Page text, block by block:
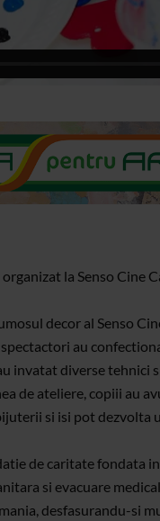
la Senso Cine
decor al Senso
au
invatat diverse tehnici
de ateliere, copiii au
si isi pot dezvolta
de caritate fondata
si evacuare
desfasurandu-si